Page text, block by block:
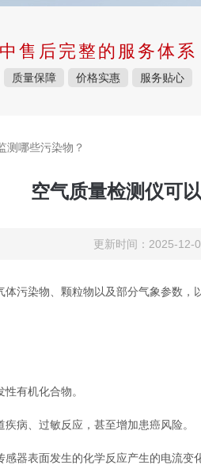
售后完整的服务体系
质量保障 价格实惠 服务贴心
测哪些污染物？
空气质量检测仪可
更新时间：2025-
污染物、颗粒物以及部分气象参数，
有机化合物。
病、过敏反应，甚至增加患癌风险。
表面发生的化学反应产生的电流变